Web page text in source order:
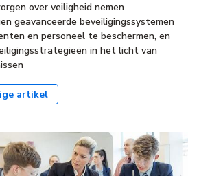
over veiligheid nemen
geavanceerde beveiligingssystemen
en personeel te beschermen, en
in het licht van
artikel